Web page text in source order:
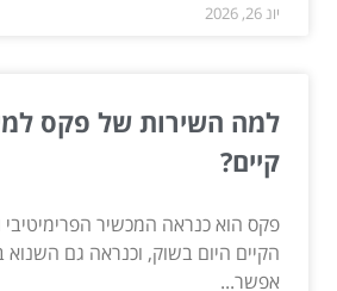
יונ 26, 2026
למה השירות של פקס
קיים?
פקס הוא כנראה המכשיר הפרימיטיבי
הקיים היום בשוק, וכנראה גם השנוא
אפשר...